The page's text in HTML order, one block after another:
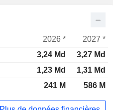
2026 *
2027 *
3,24 Md
3,27 Md
1,23 Md
1,31 Md
241 M 586 M